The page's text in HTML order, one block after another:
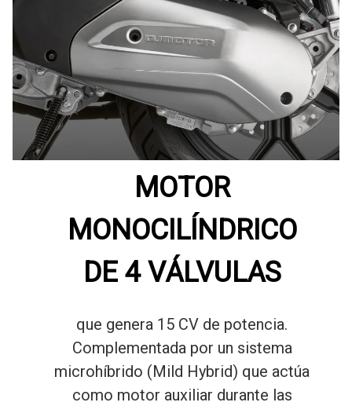
MOTOR
MONOCILÍNDRICO
DE 4 VÁLVULAS
que genera 15 CV de potencia.
Complementada por un sistema
microhíbrido (Mild Hybrid) que actúa
como motor auxiliar durante las